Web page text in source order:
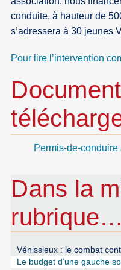
conduite, à hauteur de
s’adressera à 30 jeunes
Pour lire l’intervention
Permis-de-conduire
Dans la
rubrique…
Vénissieux : le combat
Le budget d’une gauche